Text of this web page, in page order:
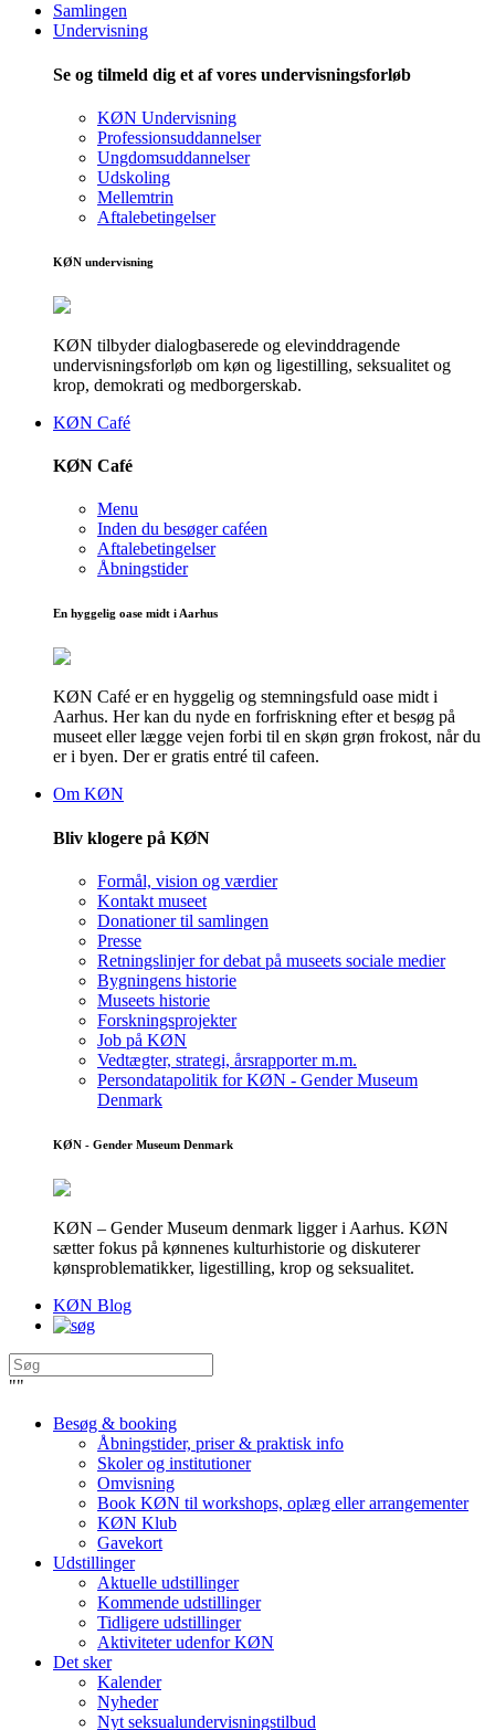
Samlingen
Undervisning
Se og tilmeld dig et af vores undervisningsforløb
KØN Undervisning
Professionsuddannelser
Ungdomsuddannelser
Udskoling
Mellemtrin
Aftalebetingelser
KØN undervisning
KØN tilbyder dialogbaserede og elevinddragende
undervisningsforløb om køn og ligestilling, seksualitet og
krop, demokrati og medborgerskab.
KØN Café
KØN Café
Menu
Inden du besøger caféen
Aftalebetingelser
Åbningstider
En hyggelig oase midt i Aarhus
KØN Café er en hyggelig og stemningsfuld oase midt i
Aarhus. Her kan du nyde en forfriskning efter et besøg på
museet eller lægge vejen forbi til en skøn grøn frokost, når du
er i byen. Der er gratis entré til cafeen.
Om KØN
Bliv klogere på KØN
Formål, vision og værdier
Kontakt museet
Donationer til samlingen
Presse
Retningslinjer for debat på museets sociale medier
Bygningens historie
Museets historie
Forskningsprojekter
Job på KØN
Vedtægter, strategi, årsrapporter m.m.
Persondatapolitik for KØN - Gender Museum
Denmark
KØN - Gender Museum Denmark
KØN – Gender Museum denmark ligger i Aarhus. KØN
sætter fokus på kønnenes kulturhistorie og diskuterer
kønsproblematikker, ligestilling, krop og seksualitet.
KØN Blog
""
Besøg & booking
Åbningstider, priser & praktisk info
Skoler og institutioner
Omvisning
Book KØN til workshops, oplæg eller arrangementer
KØN Klub
Gavekort
Udstillinger
Aktuelle udstillinger
Kommende udstillinger
Tidligere udstillinger
Aktiviteter udenfor KØN
Det sker
Kalender
Nyheder
Nyt seksualundervisningstilbud